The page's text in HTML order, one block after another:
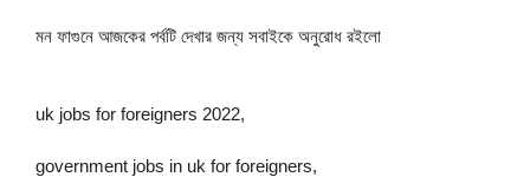
মন ফাগুনে আজকের পর্বটি দেখার জন্য সবাইকে অনুরোধ রইলো
uk jobs for foreigners 2022,
government jobs in uk for foreigners,